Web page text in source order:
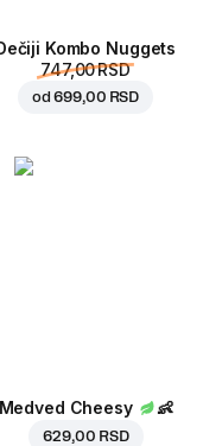
Kombo Nuggets
747,00 RSD
od699,00 RSD
Medved Cheesy 👶
629,00 RSD